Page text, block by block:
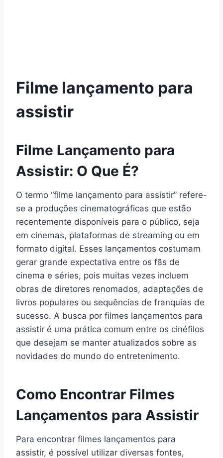
Filme lançamento para
assistir
Filme Lançamento para
Assistir: O Que É?
O termo “filme lançamento para assistir” refere-
se a produções cinematográficas que estão
recentemente disponíveis para o público, seja
em cinemas, plataformas de streaming ou em
formato digital. Esses lançamentos costumam
gerar grande expectativa entre os fãs de
cinema e séries, pois muitas vezes incluem
obras de diretores renomados, adaptações de
livros populares ou sequências de franquias de
sucesso. A busca por filmes lançamentos para
assistir é uma prática comum entre os cinéfilos
que desejam se manter atualizados sobre as
novidades do mundo do entretenimento.
Como Encontrar Filmes
Lançamentos para Assistir
Para encontrar filmes lançamentos para
assistir, é possível utilizar diversas fontes,